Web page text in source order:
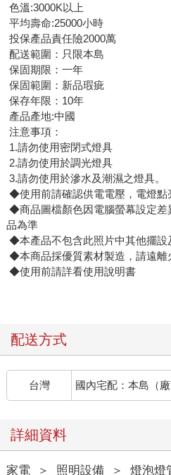
色溫:3000K以上
平均壽命:25000小時
投保產品責任險2000萬
配送範圍：只限本島
保固期限：一年
保固範圍：新品瑕疵
保存年限：10年
產品產地:中國
注意事項：
1.請勿使用密閉式燈具
2.請勿使用於調光燈具
3.請勿使用於滲水及潮濕之燈具。
◆使用前請確認供電電壓，電燈點
◆商品圖檔顏色因電腦螢幕設定差
品為準
◆本產品不包含此照片中其他擺設
◆本商品採優質素材製造，請遠離
◆使用前請詳看使用說明書
配送方式
台灣 國內宅配：本島（廠
詳細資料
家電 ＞ 照明設備 ＞ 燈泡燈